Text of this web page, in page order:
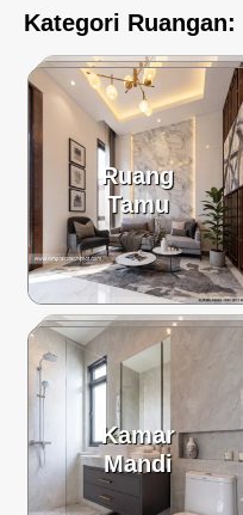
Kategori Ruangan:
Ruang
Tamu
Kamar
Mandi